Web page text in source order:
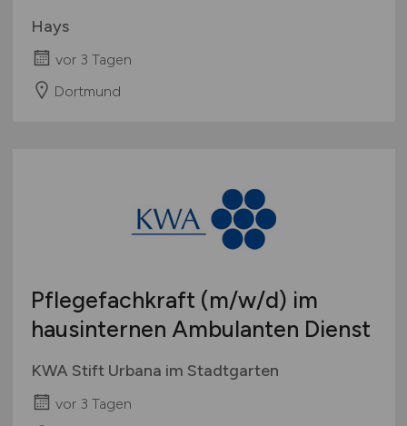
Hays
vor 3 Tagen
Dortmund
Pflegefachkraft (m/w/d) im
hausinternen Ambulanten Dienst
KWA Stift Urbana im Stadtgarten
vor 3 Tagen